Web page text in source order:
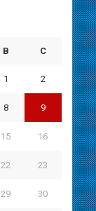
B C
1 2
8 9
15 16
22 23
29 30